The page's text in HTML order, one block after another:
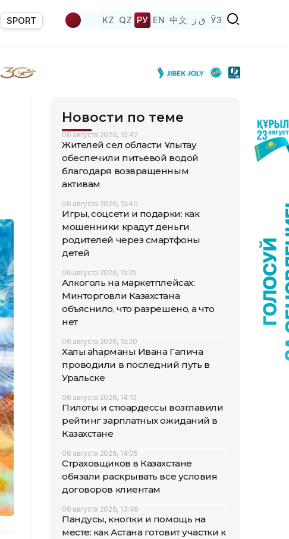
SPORT KZ QZ РУ EN 中文 ق ز ЎЗ
Новости по теме
06 августа 2026, 16:42
Жителей сел области Ұлытау
обеспечили питьевой водой
благодаря возвращенным
активам
06 августа 2026, 15:40
Игры, соцсети и подарки: как
мошенники крадут деньги
родителей через смартфоны
детей
06 августа 2026, 15:25
Алкоголь на маркетплейсах:
Минторговли Казахстана
объяснило, что разрешено, а что
нет
06 августа 2026, 15:20
Халық қаһарманы Ивана Гапича
проводили в последний путь в
Уральске
06 августа 2026, 14:10
Пилоты и стюардессы возглавили
рейтинг зарплатных ожиданий в
Казахстане
06 августа 2026, 14:05
Страховщиков в Казахстане
обязали раскрывать все условия
договоров клиентам
06 августа 2026, 13:48
Пандусы, кнопки и помощь на
месте: как Астана готовит участки к